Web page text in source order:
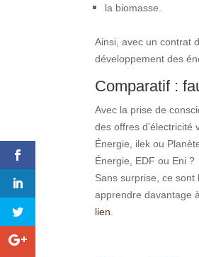
la biomasse.
Ainsi, avec un contrat
développement des
Comparatif :
Avec la prise de
des offres
Énergie, ilek ou
Énergie, EDF ou Eni ?
Sans surprise, ce sont
apprendre davantage
lien